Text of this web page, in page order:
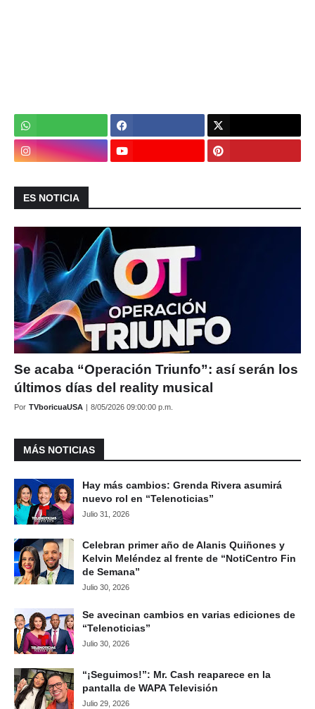
ES NOTICIA
Se acaba “Operación Triunfo”: así serán los
últimos días del reality musical
Por TVboricuaUSA | 8/05/2026 09:00:00 p.m.
MÁS NOTICIAS
Hay más cambios: Grenda Rivera asumirá
nuevo rol en “Telenoticias”
Julio 31, 2026
Celebran primer año de Alanis Quiñones y
Kelvin Meléndez al frente de “NotiCentro Fin
de Semana”
Julio 30, 2026
Se avecinan cambios en varias ediciones de
“Telenoticias”
Julio 30, 2026
“¡Seguimos!”: Mr. Cash reaparece en la
pantalla de WAPA Televisión
Julio 29, 2026